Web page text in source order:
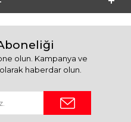
olun. Kampanya ve
haberdar olun.